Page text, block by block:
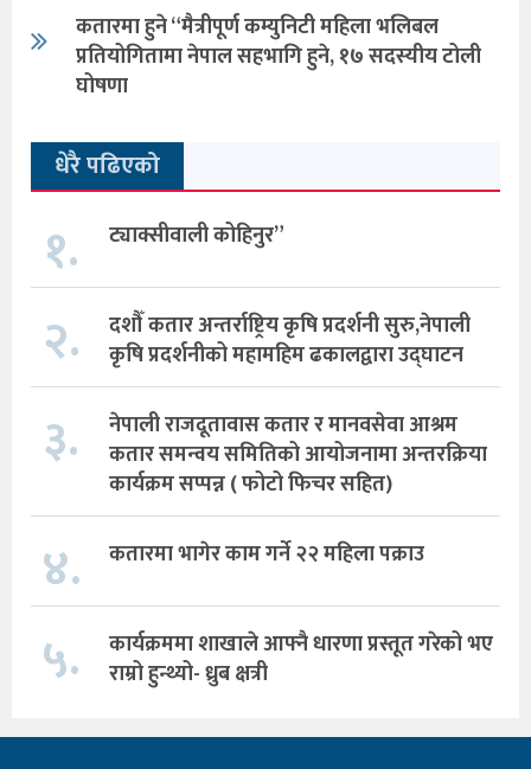
कतारमा हुने “मैत्रीपूर्ण कम्युनिटी महिला भलिबल
प्रतियोगितामा नेपाल सहभागि हुने, १७ सदस्यीय टोली
घोषणा
धेरै पढिएको
१. ट्याक्सीवाली कोहिनुर”
२.
दशौँ कतार अन्तर्राष्ट्रिय कृषि प्रदर्शनी सुरु,नेपाली
कृषि प्रदर्शनीको महामहिम ढकालद्वारा उद्घाटन
३.
नेपाली राजदूतावास कतार र मानवसेवा आश्रम
कतार समन्वय समितिको आयोजनामा अन्तरक्रिया
कार्यक्रम सप्पन्न ( फोटो फिचर सहित)
४. कतारमा भागेर काम गर्ने २२ महिला पक्राउ
५.
कार्यक्रममा शाखाले आफ्नै धारणा प्रस्तूत गरेको भए
राम्रो हुन्थ्यो- ध्रुब क्षत्री